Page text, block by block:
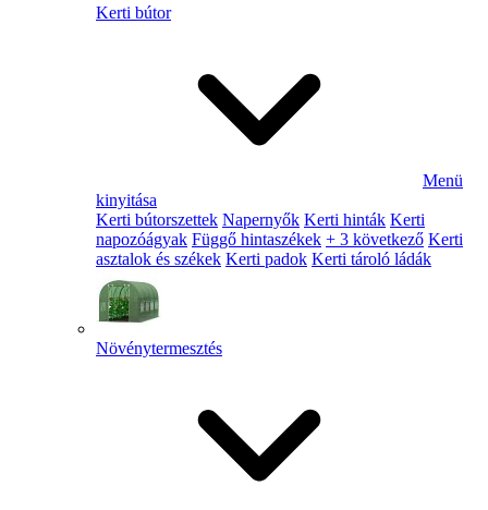
Kerti bútor
Menü
kinyitása
Kerti bútorszettek Napernyők Kerti hinták Kerti
napozóágyak Függő hintaszékek + 3 következő Kerti
asztalok és székek Kerti padok Kerti tároló ládák
Növénytermesztés